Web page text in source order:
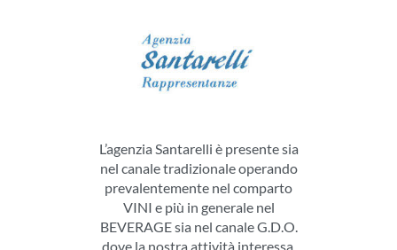
L’agenzia Santarelli è presente sia
nel canale tradizionale operando
prevalentemente nel comparto
VINI e più in generale nel
BEVERAGE sia nel canale G.D.O.
dove la nostra attività interessa,